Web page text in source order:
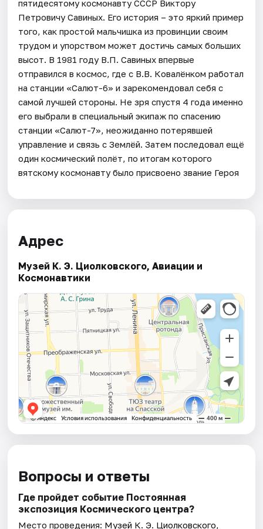
пятидесятому космонавту СССР Виктору
Петровичу Савиных. Его история – это яркий пример
того, как простой мальчишка из провинции своим
трудом и упорством может достичь самых больших
высот. В 1981 году В.П. Савиных впервые
отправился в космос, где с В.В. Ковалёнком работал
на станции «Салют-6» и зарекомендовал себя с
самой лучшей стороны. Не зря спустя 4 года именно
его выбрали в специальный экипаж по спасению
станции «Салют-7», неожиданно потерявшей
управление и связь с Землёй. Затем последовал ещё
один космический полёт, по итогам которого
вятскому космонавту было присвоено звание Героя
Адрес
Музей К. Э. Циолковского, Авиации и
Космонавтики
Вопросы и ответы
Где пройдет событие Постоянная
экспозиция Космического центра?
Место проведения: Музей К. Э. Циолковского,